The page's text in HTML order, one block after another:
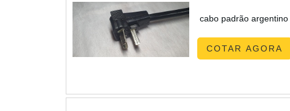
cabo padrão
COTAR AGORA